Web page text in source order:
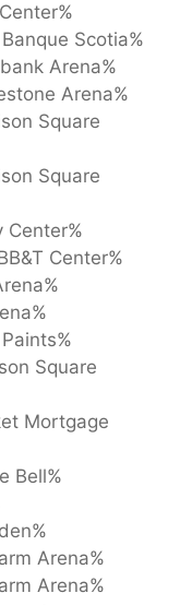
Scotia%
Arena%
Arena%
Square
Square
Center%
Center%
Square
Mortgage
Bell%
Arena%
Arena%